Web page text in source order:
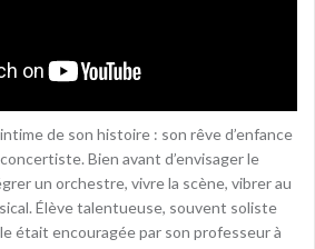
de son histoire : son rêve d’enfance
Bien avant d’envisager le
un orchestre, vivre la scène, vibrer au
Élève talentueuse, souvent soliste
était encouragée par son professeur à